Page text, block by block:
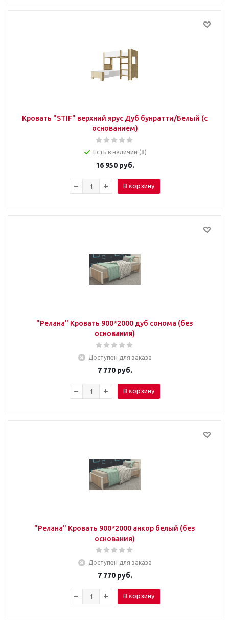
Кровать "STIF" верхний ярус Дуб бунратти/Белый (с
основанием)
Есть в наличии (8)
16 950руб.
В корзину
"Релана" Кровать 900*2000 дуб сонома (без
основания)
Доступен для заказа
7 770руб.
В корзину
"Релана" Кровать 900*2000 анкор белый (без
основания)
Доступен для заказа
7 770руб.
В корзину